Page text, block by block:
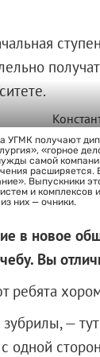
УГМК получают
«горное
самой
расширяется.
Выпускники
и комплексов
них — очники.
в новое
Вы
ребята
—
одной